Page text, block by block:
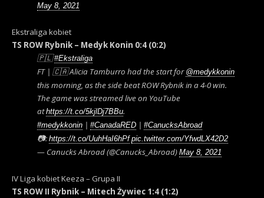
May 8, 2021
Ekstraliga kobiet
TS ROW Rybnik – Medyk Konin 0:4 (0:2)
🇵🇱#Ekstraliga
FT | 🇨🇦 Alicia Tamburro had the start for @medykkonin
this morning, as the side beat ROW Rybnik in a 4-0 win.
The game was streamed live on YouTube
athttps://t.co/5kjlDj7BBu.
#medykkonin | #CanadaRED | #CanucksAbroad
📷: https://t.co/UuhHaI6hPf pic.twitter.com/YfwdLX42D2
— Canucks Abroad (@Canucks_Abroad) May 8, 2021
IV Liga kobiet Keeza – Grupa II
TS ROW II Rybnik – Mitech Żywiec 1:4 (1:2)